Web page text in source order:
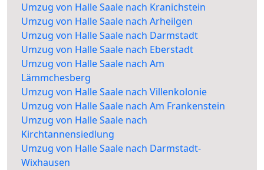
Umzug von Halle Saale nach Kranichstein
Umzug von Halle Saale nach Arheilgen
Umzug von Halle Saale nach Darmstadt
Umzug von Halle Saale nach Eberstadt
Umzug von Halle Saale nach Am
Lämmchesberg
Umzug von Halle Saale nach Villenkolonie
Umzug von Halle Saale nach Am Frankenstein
Umzug von Halle Saale nach
Kirchtannensiedlung
Umzug von Halle Saale nach Darmstadt-
Wixhausen